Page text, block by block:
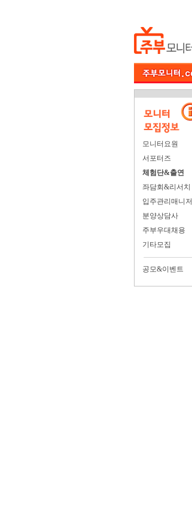
모니터요원
서포터즈
체험단&출연
좌담회&리서치
입주관리매니저
분양상담사
주부우대채용
기타모집
공모&이벤트